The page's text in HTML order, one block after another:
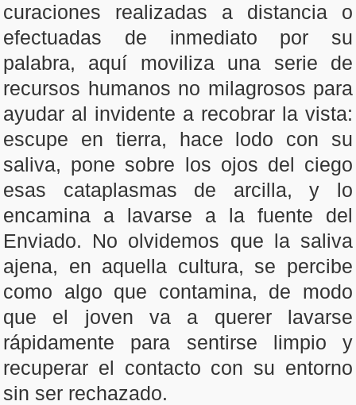
curaciones realizadas a distancia o
efectuadas de inmediato por su
palabra, aquí moviliza una serie de
recursos humanos no milagrosos para
ayudar al invidente a recobrar la vista:
escupe en tierra, hace lodo con su
saliva, pone sobre los ojos del ciego
esas cataplasmas de arcilla, y lo
encamina a lavarse a la fuente del
Enviado. No olvidemos que la saliva
ajena, en aquella cultura, se percibe
como algo que contamina, de modo
que el joven va a querer lavarse
rápidamente para sentirse limpio y
recuperar el contacto con su entorno
sin ser rechazado.